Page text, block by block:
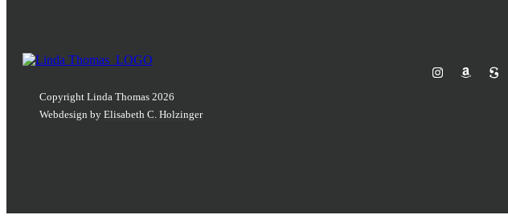
Copyright Linda Thomas 2026
Webdesign by Elisabeth C. Holzinger